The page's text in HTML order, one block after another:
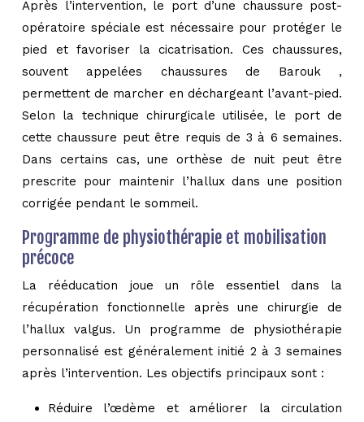
Après l’intervention, le port d’une chaussure post-
opératoire spéciale est nécessaire pour protéger le
pied et favoriser la cicatrisation. Ces chaussures,
souvent appelées chaussures de Barouk ,
permettent de marcher en déchargeant l’avant-pied.
Selon la technique chirurgicale utilisée, le port de
cette chaussure peut être requis de 3 à 6 semaines.
Dans certains cas, une orthèse de nuit peut être
prescrite pour maintenir l’hallux dans une position
corrigée pendant le sommeil.
Programme de physiothérapie et mobilisation
précoce
La rééducation joue un rôle essentiel dans la
récupération fonctionnelle après une chirurgie de
l’hallux valgus. Un programme de physiothérapie
personnalisé est généralement initié 2 à 3 semaines
après l’intervention. Les objectifs principaux sont :
Réduire l’œdème et améliorer la circulation